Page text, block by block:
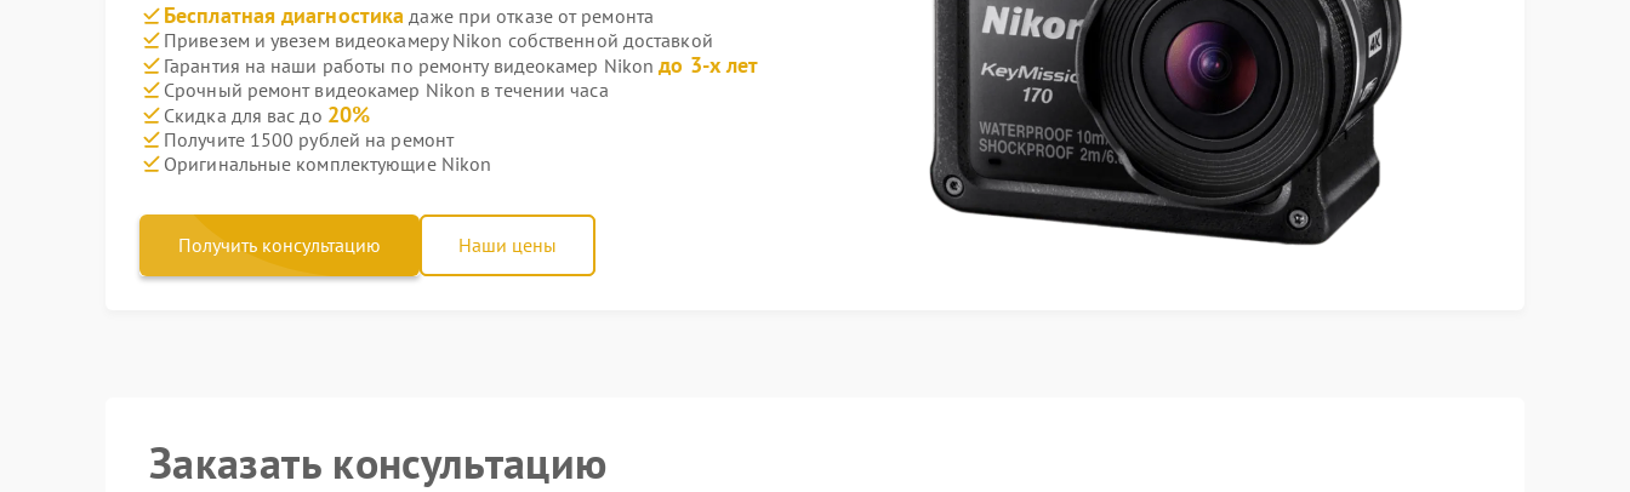
Бесплатная диагностика даже при отказе от ремонта
Привезем и увезем видеокамеру Nikon собственной доставкой
Гарантия на наши работы по ремонту видеокамер Nikonдо 3-х лет
Срочный ремонт видеокамер Nikon в течении часа
Скидка для вас до 20%
Получите 1500 рублей на ремонт
Оригинальные комплектующие Nikon
Получить консультацию Наши цены
Заказать консультацию